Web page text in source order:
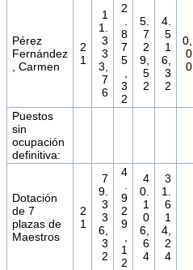
Pérez
Fernández
, Carmen
2
1
1
1.
3
3
3,
7
6
2
8
7
5
3
2
5.
7
2
9,
5
2
4.
5
1
6,
3
2
0,
0
0
Puestos
sin
ocupación
definitiva:
Dotación
de 7
plazas de
Maestros
2
1
7
9.
3
3
6,
3
2
4
9
2
9
1
2
4
0.
1
0
6,
6
4
3
1.
6
1
4,
2
4